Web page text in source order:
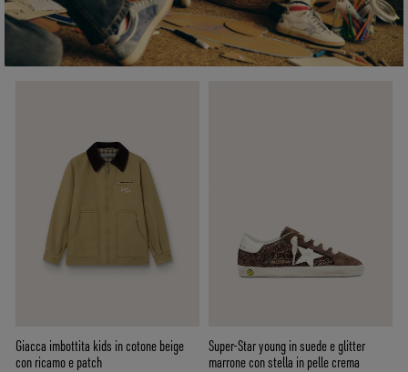
Giacca imbottita kids in cotone beige
con ricamo e patch
Super-Star young in suede e glitter
marrone con stella in pelle crema